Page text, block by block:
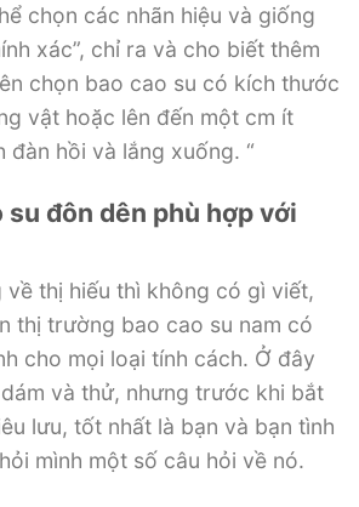
chọn các nhãn hiệu và giống
xác”, chỉ ra và cho biết thêm
chọn bao cao su có kích thước
vật hoặc lên đến một cm ít
đàn hồi và lắng xuống. “
su đôn dên phù hợp với
về thị hiếu thì không có gì viết,
thị trường bao cao su nam có
cho mọi loại tính cách. Ở đây
và thử, nhưng trước khi bắt
lưu, tốt nhất là bạn và bạn tình
mình một số câu hỏi về nó.